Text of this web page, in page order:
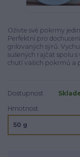
Oživte své pokrmy
Perfektní pro
grilovaných sýrů.
sušených rajčat spolu
chutí vašich pokrmů a
Dostupnost
Hmotnost